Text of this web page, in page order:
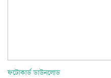
ফটোকার্ড ডাউনলোড